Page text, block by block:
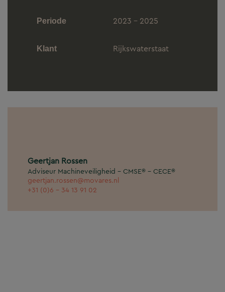
Periode 2023 - 2025
Klant Rijkswaterstaat
Geertjan Rossen
Adviseur Machineveiligheid - CMSE® - CECE®
geertjan.rossen@movares.nl
+31 (0)6 - 34 13 91 02